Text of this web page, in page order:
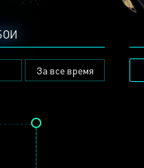
За все время